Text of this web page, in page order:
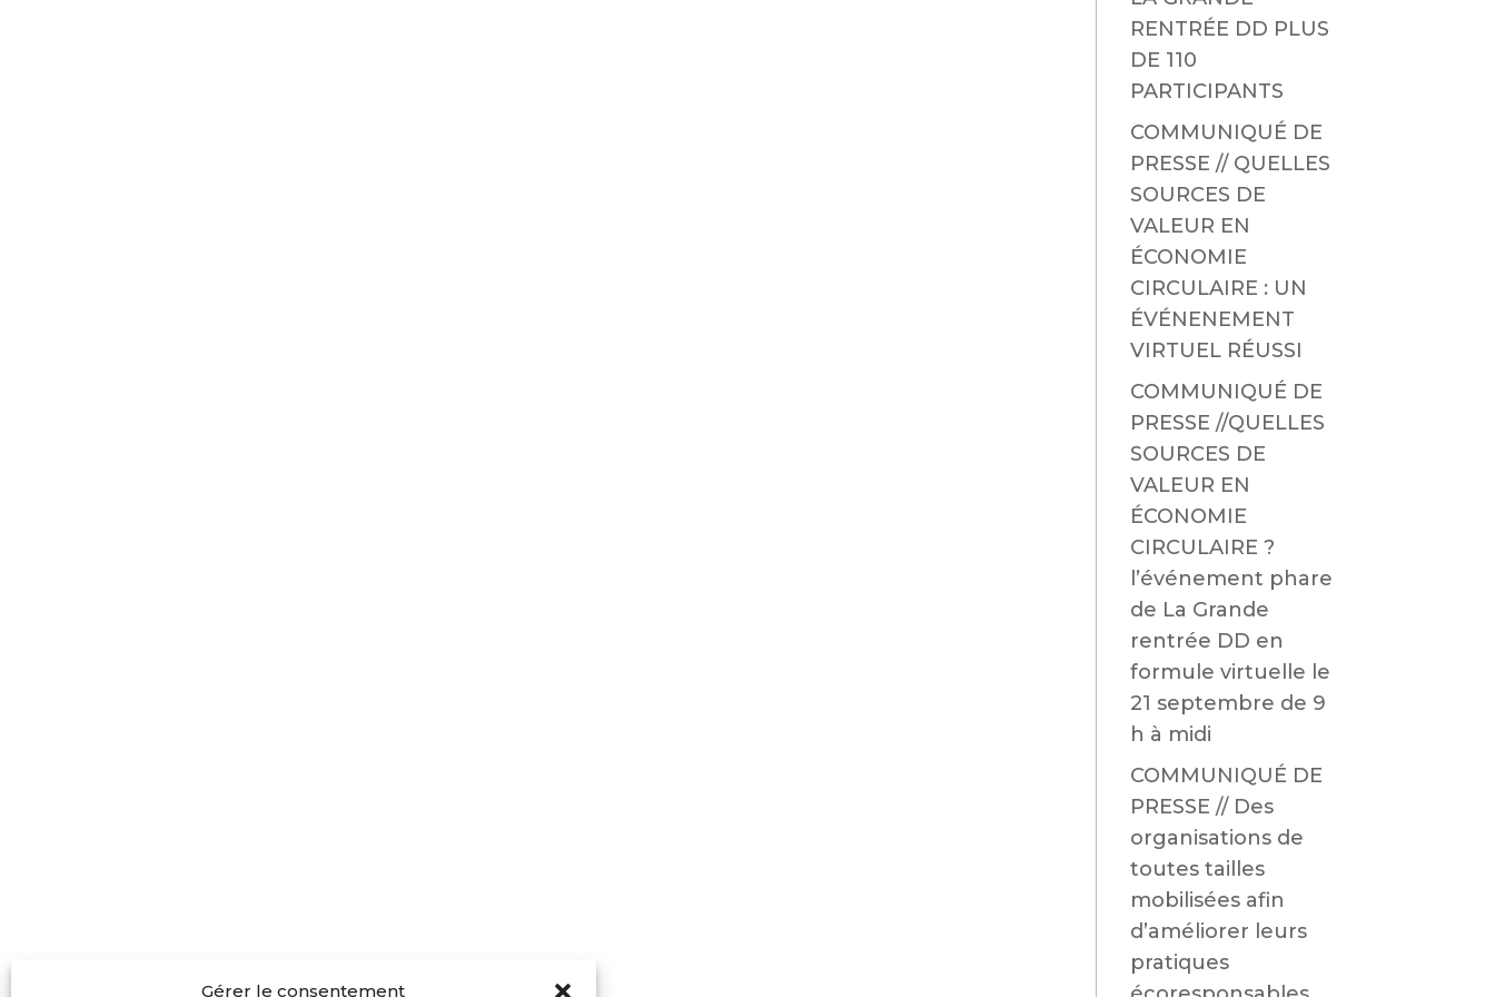
Gérer le consentement
RENTRÉE DD PLUS
DE 110
PARTICIPANTS
COMMUNIQUÉ DE
PRESSE // QUELLES
SOURCES DE
VALEUR EN
ÉCONOMIE
CIRCULAIRE : UN
ÉVÉNENEMENT
VIRTUEL RÉUSSI
COMMUNIQUÉ DE
PRESSE //QUELLES
SOURCES DE
VALEUR EN
ÉCONOMIE
CIRCULAIRE ?
l’événement phare
de La Grande
rentrée DD en
formule virtuelle le
21 septembre de 9
h à midi
COMMUNIQUÉ DE
PRESSE // Des
organisations de
toutes tailles
mobilisées afin
d’améliorer leurs
pratiques